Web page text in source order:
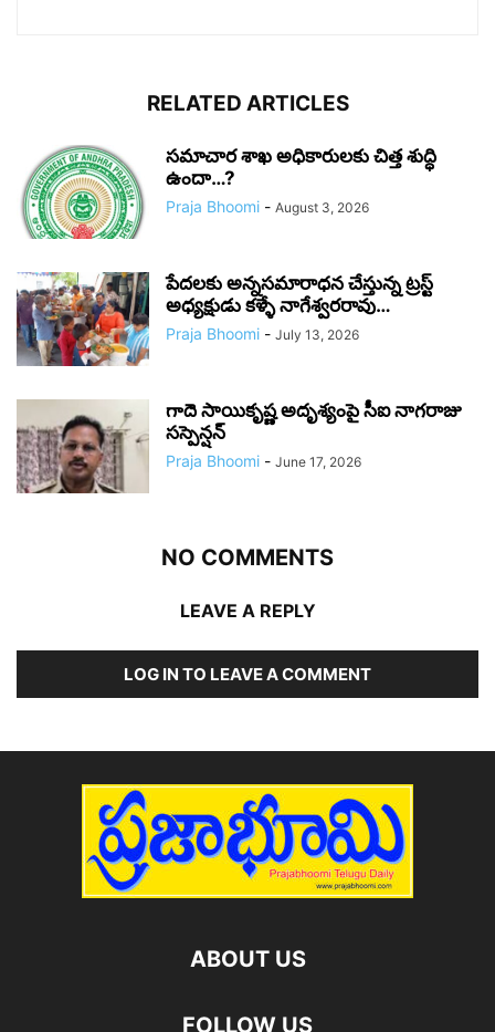
RELATED ARTICLES
సమాచార శాఖ అధికారులకు చిత్త శుద్ధి
ఉందా…?
Praja Bhoomi - August 3, 2026
పేదలకు అన్నసమారాధన చేస్తున్న ట్రస్ట్
అధ్యక్షుడు కళ్ళే నాగేశ్వరరావు…
Praja Bhoomi - July 13, 2026
గాదె సాయికృష్ణ అదృశ్యంపై సీఐ నాగరాజు
సస్పెన్షన్
Praja Bhoomi - June 17, 2026
NO COMMENTS
LEAVE A REPLY
LOG IN TO LEAVE A COMMENT
ABOUT US
FOLLOW US